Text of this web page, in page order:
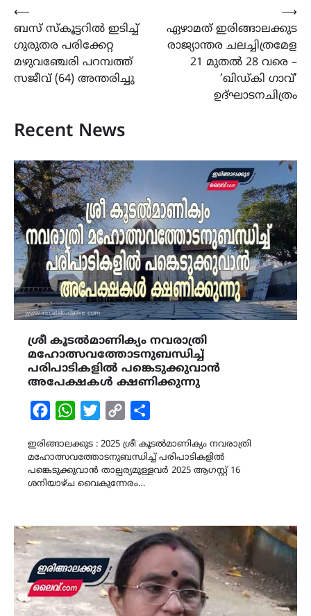
Post
navigation
⟵
ബസ് സ്കൂട്ടറിൽ ഇടിച്ച്
ഗുരുതര പരിക്കേറ്റ
മഴുവഞ്ചേരി പറമ്പത്ത്
സജീവ് (64) അന്തരിച്ചു
ഏഴാമത് ഇരിങ്ങാലക്കുട
രാജ്യാന്തര ചലച്ചിത്രമേള
21 മുതൽ 28 വരെ –
‘ഖിഡ്കി ഗാവ്’
ഉദ്ഘാടനചിത്രം
⟶
Recent News
ശ്രീ കൂടൽമാണിക്യം നവരാത്രി
മഹോത്സവത്തോടനുബന്ധിച്ച്
പരിപാടികളിൽ പങ്കെടുക്കുവാൻ
അപേക്ഷകൾ ക്ഷണിക്കുന്നു
FacebookWhatsAppTwitterCopy
ഇരിങ്ങാലക്കുട : 2025 ശ്രീ കൂടൽമാണിക്യം നവരാത്രി
മഹോത്സവത്തോടനുബന്ധിച്ച് പരിപാടികളിൽ
പങ്കെടുക്കുവാൻ താല്പര്യമുള്ളവർ 2025 ആഗസ്റ്റ് 16
ശനിയാഴ്ച വൈകുന്നേരം…